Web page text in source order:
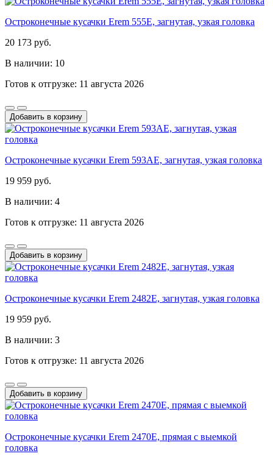
Остроконечные кусачки Erem 555E, загнутая, узкая головка
20 173 руб.
В наличии: 10
Готов к отгрузке: 11 августа 2026
Добавить в корзину
Остроконечные кусачки Erem 593AE, загнутая, узкая головка
19 959 руб.
В наличии: 4
Готов к отгрузке: 11 августа 2026
Добавить в корзину
Остроконечные кусачки Erem 2482E, загнутая, узкая головка
19 959 руб.
В наличии: 3
Готов к отгрузке: 11 августа 2026
Добавить в корзину
Остроконечные кусачки Erem 2470E, прямая с выемкой
головка